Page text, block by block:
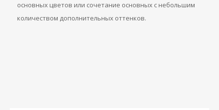
основных цветов или сочетание основных с небольшим
количеством дополнительных оттенков.